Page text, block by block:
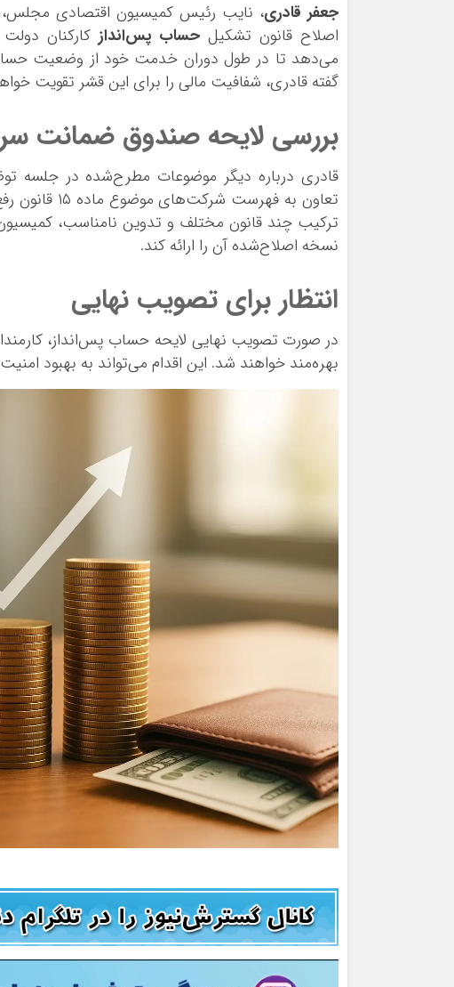
جعفر قادری، نایب رئیس کمیسیون اقتصادی مجلس،
اصلاح قانون تشکیل حساب پس‌انداز کارکنان
می‌دهد تا در طول دوران خدمت خود از وضعیت
گفته قادری، شفافیت مالی را برای این قشر تقویت
بررسی لایحه صندوق ضمانت
قادری درباره دیگر موضوعات مطرح‌شده در جلسه
تعاون به
ترکیب چند قانون مختلف و تدوین نامناسب،
نسخه اصلاح‌شده آن را ارائه کند.
انتظار برای تصویب نهایی
در صورت تصویب نهایی لایحه حساب پس‌انداز،
بهره‌مند خواهند شد. این اقدام می‌تواند به بهبود